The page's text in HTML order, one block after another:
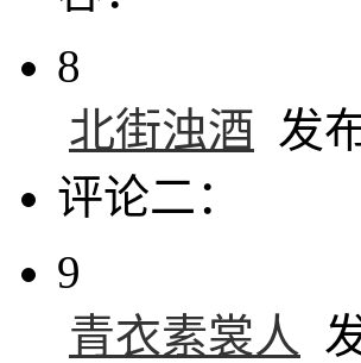
8
北街浊酒 发
评论二：
9
青衣素裳人